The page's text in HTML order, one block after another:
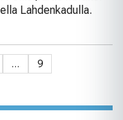
Lahdenkadulla.
… 9